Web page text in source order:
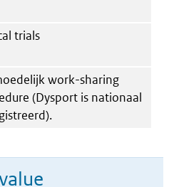
trials
work-sharing
(Dysport is nationaal